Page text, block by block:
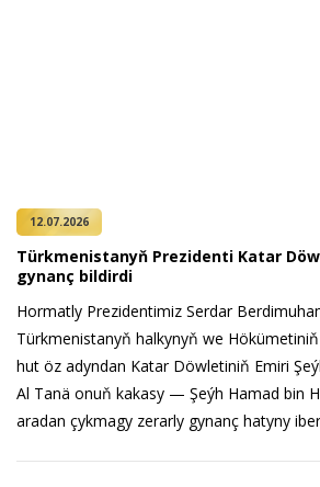
12.07.2026
Türkmenistanyň Prezidenti Katar
gynanç bildirdi
Hormatly Prezidentimiz Serdar
Türkmenistanyň halkynyň we
hut öz adyndan Katar Döwletiniň Emiri
Al Tanä onuň kakasy — Şeýh Hamad bin
aradan çykmagy zerarly gynanç hatyny